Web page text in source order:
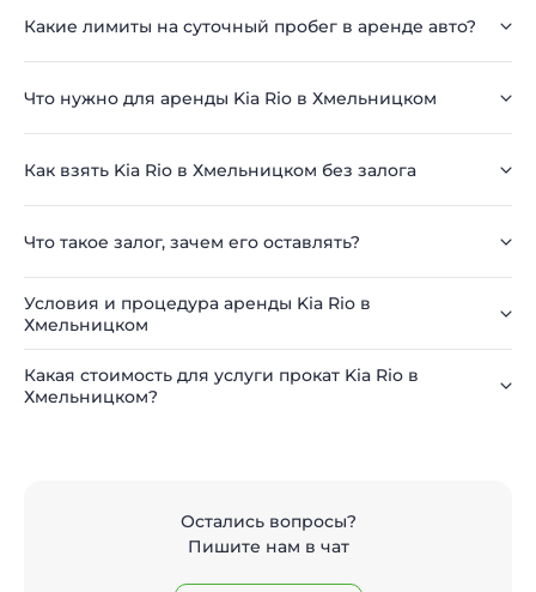
Какие лимиты на суточный пробег в аренде авто?
Что нужно для аренды Kia Rio в Хмельницком
Как взять Kia Rio в Хмельницком без залога
Что такое залог, зачем его оставлять?
Условия и процедура аренды Kia Rio в
Хмельницком
Какая стоимость для услуги прокат Kia Rio в
Хмельницком?
Остались вопросы?
Пишите нам в чат